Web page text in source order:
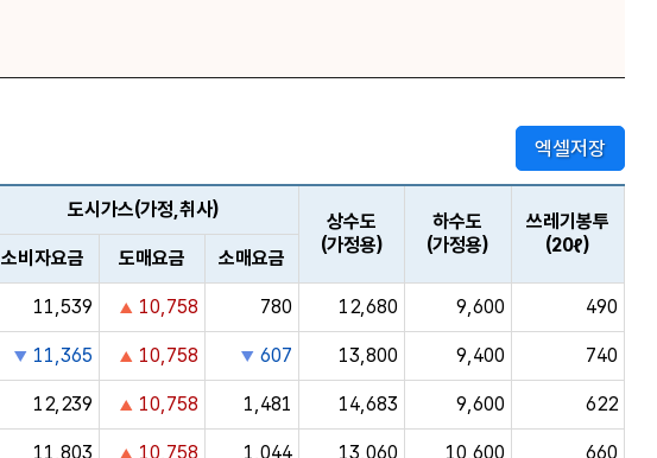
엑셀저장
도시가스(가정,취사)
상수도
(가정용)
하수도
(가정용)
쓰레기봉투
(20ℓ)
소비자요금 도매요금 소매요금
11,539 10,758 780 12,680 9,600 490
11,365 10,758 607 13,800 9,400 740
12,239 10,758 1,481 14,683 9,600 622
11,803 10,758 1,044 13,060 10,600 660